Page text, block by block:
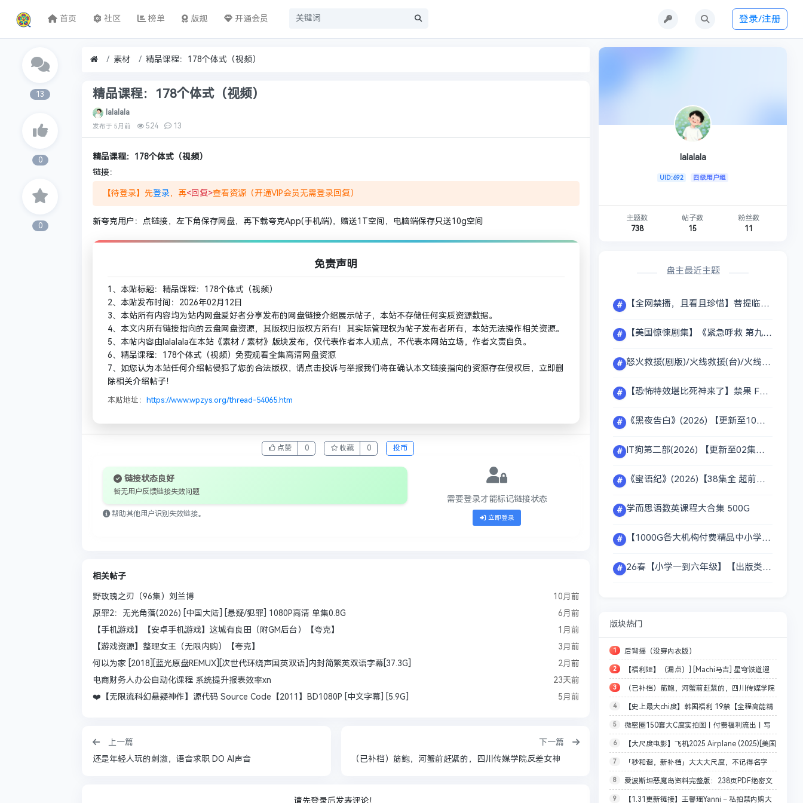
首页 社区 榜单 版规 开通会员 登录/注册
13
0
0
素材 精品课程：178个体式（视频）
精品课程：178个体式（视频）
lalalala
发布于 5月前 524 13
精品课程：178个体式（视频）
链接：
【待登录】先登录，再<回复>查看资源（开通VIP会员无需登录回复）
新夸克用户：点链接，左下角保存网盘，再下载夸克App(手机端)，赠送1T空间，电脑端保存只送10g空间
免责声明
1、本贴标题：精品课程：178个体式（视频）
2、本贴发布时间：2026年02月12日
3、本站所有内容均为站内网盘爱好者分享发布的网盘链接介绍展示帖子，本站不存储任何实质资源数据。
4、本文内所有链接指向的云盘网盘资源，其版权归版权方所有！其实际管理权为帖子发布者所有，本站无法操作相关资源。
5、本帖内容由lalalala在本站《素材 / 素材》版块发布，仅代表作者本人观点，不代表本网站立场，作者文责自负。
6、精品课程：178个体式（视频）免费观看全集高清网盘资源
7、如您认为本站任何介绍帖侵犯了您的合法版权，请点击投诉与举报我们将在确认本文链接指向的资源存在侵权后，立即删
除相关介绍帖子！
本贴地址： https://www.wpzys.org/thread-54065.htm
点赞 0 收藏 0 投币
链接状态良好
暂无用户反馈链接失效问题
帮助其他用户识别失效链接。
需要登录才能标记链接状态
立即登录
相关帖子
野玫瑰之刃（96集）刘兰博
10月前
原罪2：无光角落(2026) [中国大陆] [悬疑/犯罪] 1080P高清 单集0.8G
6月前
【手机游戏】【安卓手机游戏】这城有良田（附GM后台）【夸克】
1月前
【游戏资源】整理女王（无限内购）【夸克】
3月前
何以为家 [2018][蓝光原盘REMUX][次世代环绕声国英双语]内封简繁英双语字幕[37.3G]
2月前
电商财务人办公自动化课程 系统提升报表效率xn
23天前
❤️【无限流科幻悬疑神作】源代码 Source Code【2011】BD1080P [中文字幕] [5.9G]
5月前
上一篇
还是年轻人玩的刺激，语音求职 DO AI声音
下一篇
（已补档）筋鲍，河蟹前赶紧的，四川传媒学院反差女神
请先登录后发表评论！
lalalala
UID:692 四级用户组
主题数
738
帖子数
15
粉丝数
11
盘主最近主题
# 【全网禁播，且看且珍惜】菩提临世 真人AI版(2026)[全60集]
# 【美国惊悚剧集】《紧急呼救 第九季 9-1-1》(2025) 1080p [更至16集] 内封中文字幕 附【紧急呼救 1-8季】【紧急呼救孤星1-4季】
# 怒火救援(剧版)/火线救援(台)/火线救援(剧版) (2026) [美国] [剧情/动作] 【全7集】
# 【恐怖特效堪比死神来了】禁果 Forbidden Fruits(2026)【中英字幕】【103分钟】
# 《黑夜告白》(2026) 【更新至10集】【潘粤明/王鹤棣】【4K HDR 无损超清】【内置官方中文字幕】【1G/集】
# IT狗第二部(2026) 【更新至02集】[中国香港] [剧情/喜剧] 附：第一部20集全
# 《蜜语纪》(2026)【38集全 超前完结】【4K HDR 超高清】【内嵌官方中文字幕】【1.4G/集】【钟汉良/朱珠】
# 学而思语数英课程大合集 500G
# 【1000G各大机构付费精品中小学付费精品课程，随时河蟹，库存】
# 26春【小学一到六年级】【出版类教辅资料】合集 【156.4G】打印出来给孩子用，分分钟省上百块
版块热门
1 后背摇（没穿内衣版）
2 【福利姬】（漏点）] [Machi马吉] 星穹铁道遐
蝶泳装+冬恋欲情 【6.7GB】
3 （已补档）筋鲍，河蟹前赶紧的，四川传媒学院
反差女神
4 【史上最大chi度】韩国福利 19禁【全程高能精
华版】大灯狂甩绝绝子！！【5.7GB】
5 微密圈150套大C度实拍图丨付费福利流出丨写
真视频、图片 【8GB】
6 【大尺度电影】飞机2025 Airplane (2025)[美国
大尺度空姐][未删减完整版] 【2GB】
7 「秒和谐，新补档」大大大尺度，不记得名字
了，破烂堆里翻出来的
8 爱波斯坦恶魔岛资料完整版：238页PDF绝密文
档照片曝光！【41G】，何时和谐不知道，反正会很
9 【1.31更新链接】王馨瑶Yanni – 私拍禁内购大